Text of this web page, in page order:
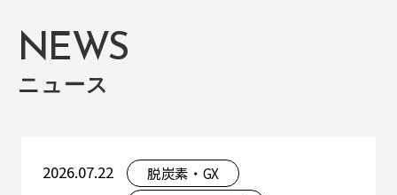
NEWS
ニュース
2026.07.22
脱炭素・GX